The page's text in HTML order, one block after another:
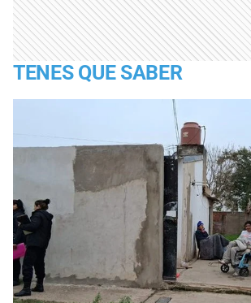
TENES QUE SABER